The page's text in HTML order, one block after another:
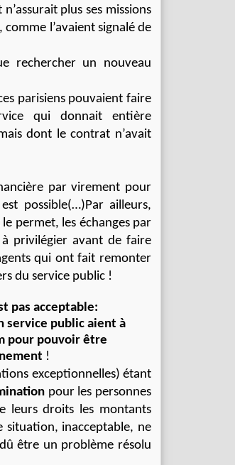
plus ses missions
comme l’avaient signalé de
rechercher un nouveau
parisiens pouvaient faire
qui donnait entière
dont le contrat n’avait
par virement pour
possible(…)Par ailleurs,
permet, les échanges par
privilégier avant de faire
qui ont fait remonter
du service public !
pas acceptable:
service public aient à
pour pouvoir être
!
exceptionnelles) étant
pour les personnes
leurs droits les montants
situation, inacceptable, ne
être un problème résolu